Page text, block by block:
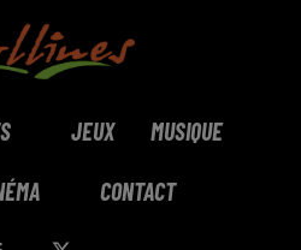
JEUX MUSIQUE
CONTACT